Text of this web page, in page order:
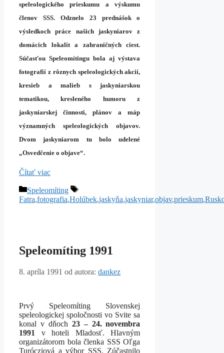
speleologického prieskumu a výskumu
členov SSS. Odznelo 23 prednášok o
výsledkoch práce našich jaskyniarov z
domácich lokalít a zahraničných ciest.
Súčasťou Speleomítingu bola aj výstava
fotografií z rôznych speleologických akcií,
kresieb a malieb s jaskyniarskou
tematikou, kresleného humoru z
jaskyniarskej činnosti, plánov a máp
významných speleologických objavov.
Dvom jaskyniarom tu bolo udelené
„Osvedčenie o objave“.
Čítať viac
Kategórie
Speleomíting
Značky
Fatra,fotografia,Holúbek,jaskyňa,jaskyniar,objav,prieskum,
Speleomíting 1991
8. apríla 1991 od autora: dankez
Prvý Speleomíting Slovenskej
speleologickej spoločnosti vo Svite sa
konal v dňoch 23 – 24. novembra
1991
v hoteli Mladosť. Hlavným
organizátorom bola členka SSS Oľga
Turócziová a výbor SSS. Zúčastnilo